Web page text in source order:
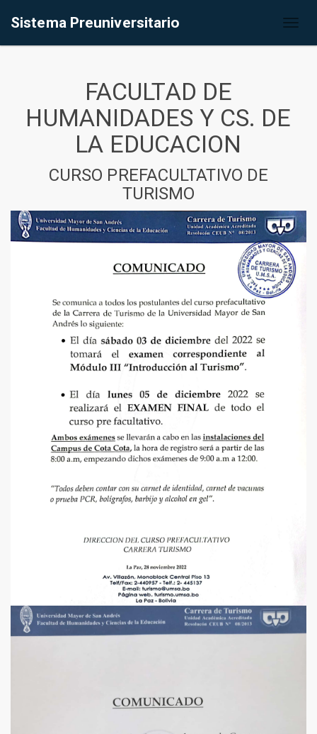
Sistema Preuniversitario
FACULTAD DE
HUMANIDADES Y CS. DE
LA EDUCACION
CURSO PREFACULTATIVO DE
TURISMO